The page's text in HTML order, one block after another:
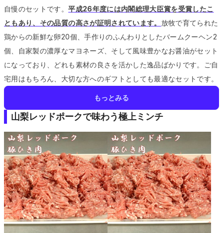
自慢のセットです。平成26年度には内閣総理大臣賞を受賞したこ
ともあり、その品質の高さが証明されています。 放牧で育てられた
鶏からの新鮮な卵20個、手作りのふんわりとしたバームクーヘン2
個、自家製の濃厚なマヨネーズ、そして風味豊かなお醤油がセット
になっており、どれも素材の良さを活かした逸品ばかりです。
ご自
宅用はもちろん、大切な方へのギフトとしても最適なセットです。
もっとみる
山梨レッドポークで味わう極上ミンチ